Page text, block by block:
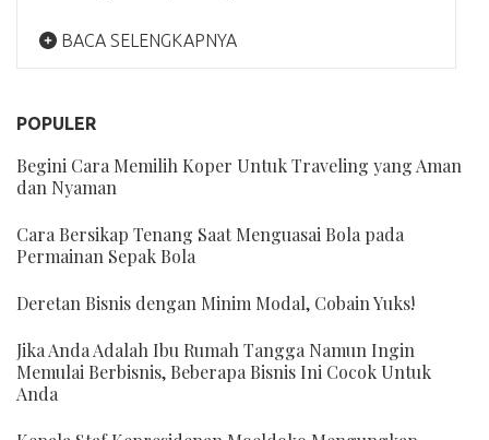
BACA SELENGKAPNYA
POPULER
Begini Cara Memilih Koper Untuk Traveling yang Aman
dan Nyaman
Cara Bersikap Tenang Saat Menguasai Bola pada
Permainan Sepak Bola
Deretan Bisnis dengan Minim Modal, Cobain Yuks!
Jika Anda Adalah Ibu Rumah Tangga Namun Ingin
Memulai Berbisnis, Beberapa Bisnis Ini Cocok Untuk
Anda